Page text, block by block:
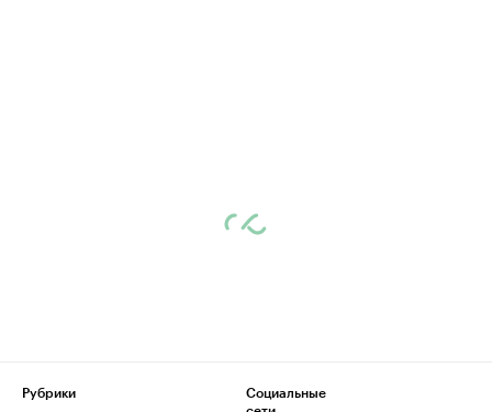
Рубрики
Социальные